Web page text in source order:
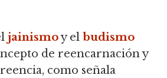
jainismoy el budismo
de reencarnación y
como señala